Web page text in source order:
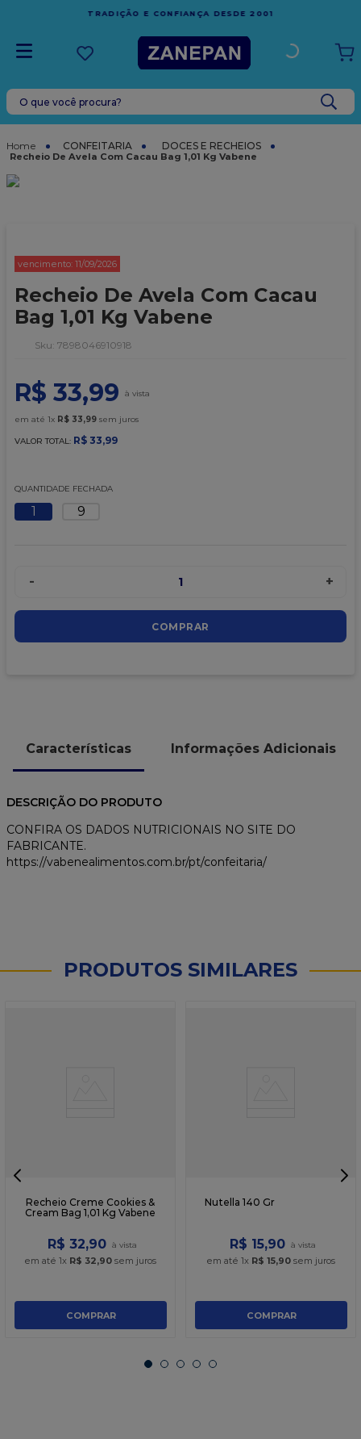
FRETE GRÁTIS
ESPÍRITO SANTO
O que você procura?
CONFEITARIA DOCES E RECHEIOS
Recheio De Avela Com Cacau Bag 1,01 Kg Vabene
vencimento: 11/09/2026
Recheio De Avela Com Cacau
Bag 1,01 Kg Vabene
: 7898046910918
R$ 33,99
em até 1x R$ 33,99 sem juros
VALOR TOTAL: R$ 33,99
QUANTIDADE FECHADA
1 9
- 1 +
COMPRAR
Características Informações Adicionais
DESCRIÇÃO DO PRODUTO
CONFIRA OS DADOS NUTRICIONAIS NO SITE DO
FABRICANTE.
https://vabenealimentos.com.br/pt/confeitaria/
PRODUTOS SIMILARES
Recheio Creme Cookies &
Cream Bag 1,01 Kg Vabene
R$ 32,90
em até 1x R$ 32,90 sem juros
COMPRAR
Nutella 140 Gr
R$ 15,90
em até 1x R$ 15,90 sem juros
COMPRAR
TERMOS MAIS BUSCADOS
caixa
5º
bala
7
vabene
10º chocolate